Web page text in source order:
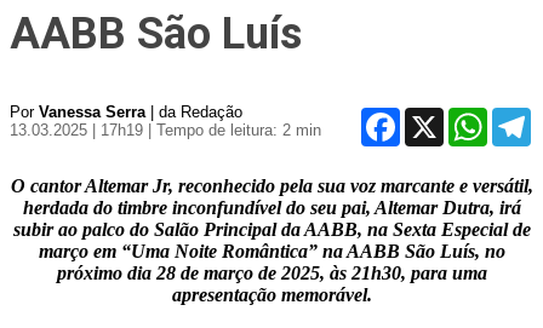
AABB São Luís
Por Vanessa Serra| da Redação
13.03.2025 | 17h19
| Tempo de leitura: 2 min
Facebook
X
O cantor Altemar Jr, reconhecido pela sua voz marcante e versátil,
herdada do timbre inconfundível do seu pai, Altemar Dutra, irá
subir ao palco do Salão Principal da AABB, na Sexta Especial de
março em “Uma Noite Romântica” na AABB São Luís, no
próximo dia 28 de março de 2025, às 21h30, para uma
apresentação memorável.